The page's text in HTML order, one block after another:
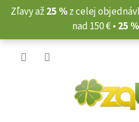
Prejsť
Zľavy až 25 %z celej
nad 150 € • 25 %